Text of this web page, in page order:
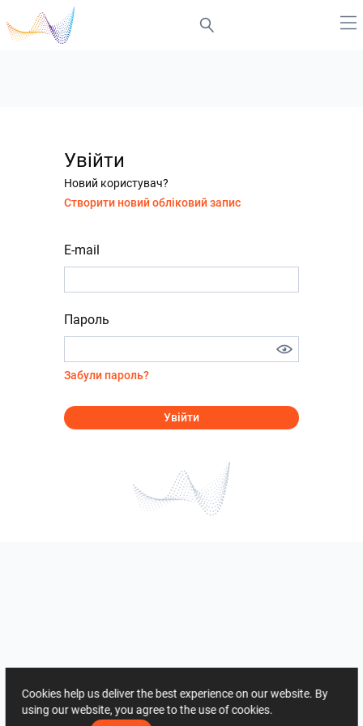
Увійти
Новий користувач?
Створити новий обліковий запис
E-mail
Пароль
Забули пароль?
Увійти
Cookies help us deliver the best experience on our website. By
using our website, you agree to the use of cookies.